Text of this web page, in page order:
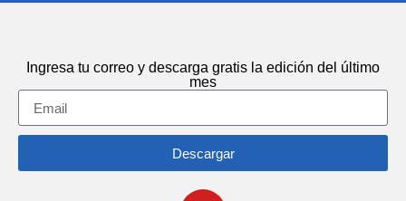
Ingresa tu correo y descarga gratis la edición del último
mes
Descargar